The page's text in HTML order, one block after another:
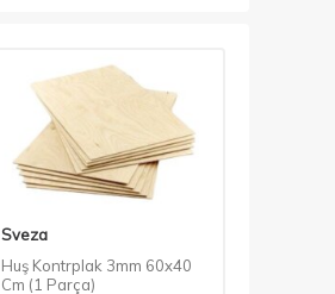
Sveza
Huş Kontrplak 3mm 60x40
Cm (1 Parça)